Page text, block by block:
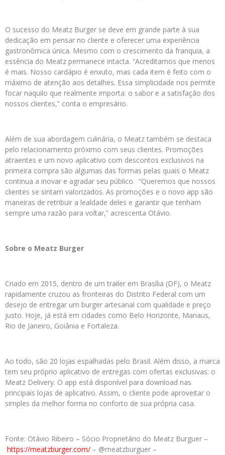
O sucesso do Meatz Burger se deve em grande parte à sua
dedicação em pensar no cliente e oferecer uma experiência
gastronômica única. Mesmo com o crescimento da franquia, a
essência do Meatz permanece intacta. “Acreditamos que menos
é mais. Nosso cardápio é enxuto, mas cada item é feito com o
máximo de atenção aos detalhes. Essa simplicidade nos permite
focar naquilo que realmente importa: o sabor e a satisfação dos
nossos clientes,” conta o empresário.
Além de sua abordagem culinária, o Meatz também se destaca
pelo relacionamento próximo com seus clientes. Promoções
atraentes e um novo aplicativo com descontos exclusivos na
primeira compra são algumas das formas pelas quais o Meatz
continua a inovar e agradar seu público. “Queremos que nossos
clientes se sintam valorizados. As promoções e o novo app são
maneiras de retribuir a lealdade deles e garantir que tenham
sempre uma razão para voltar,” acrescenta Otávio.
Sobre o Meatz Burger
Criado em 2015, dentro de um trailer em Brasília (DF), o Meatz
rapidamente cruzou as fronteiras do Distrito Federal com um
desejo de entregar um burger artesanal com qualidade e preço
justo. Hoje, já está em cidades como Belo Horizonte, Manaus,
Rio de Janeiro, Goiânia e Fortaleza.
Ao todo, são 20 lojas espalhadas pelo Brasil. Além disso, a marca
tem seu próprio aplicativo de entregas com ofertas exclusivas: o
Meatz Delivery. O app está disponível para download nas
principais lojas de aplicativo. Assim, o cliente pode aproveitar o
simples da melhor forma no conforto de sua própria casa.
Fonte: Otávio Ribeiro – Sócio Proprietário do Meatz Burguer –
https://meatzburger.com/ – @meatzburguer –